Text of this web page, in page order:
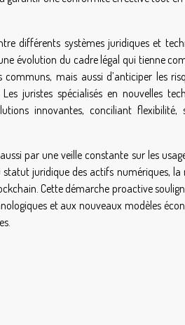
différents systèmes juridiques et
évolution du cadre légal qui tienne
mais aussi d’anticiper les
juristes spécialisés en nouvelles
innovantes, conciliant
par une veille constante sur les
juridique des actifs numériques, la
Cette démarche proactive
et aux nouveaux modèles